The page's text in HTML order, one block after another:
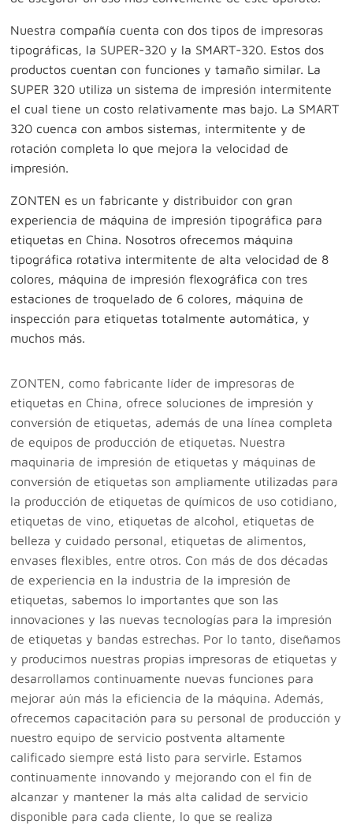
Nuestra compañía cuenta con dos tipos de impresoras
tipográficas, la SUPER-320 y la SMART-320. Estos dos
productos cuentan con funciones y tamaño similar. La
SUPER 320 utiliza un sistema de impresión intermitente
el cual tiene un costo relativamente mas bajo. La SMART
320 cuenca con ambos sistemas, intermitente y de
rotación completa lo que mejora la velocidad de
impresión.
ZONTEN es un fabricante y distribuidor con gran
experiencia de máquina de impresión tipográfica para
etiquetas en China. Nosotros ofrecemos máquina
tipográfica rotativa intermitente de alta velocidad de 8
colores, máquina de impresión flexográfica con tres
estaciones de troquelado de 6 colores, máquina de
inspección para etiquetas totalmente automática, y
muchos más.
ZONTEN, como fabricante líder de impresoras de
etiquetas en China, ofrece soluciones de impresión y
conversión de etiquetas, además de una línea completa
de equipos de producción de etiquetas. Nuestra
maquinaria de impresión de etiquetas y máquinas de
conversión de etiquetas son ampliamente utilizadas para
la producción de etiquetas de químicos de uso cotidiano,
etiquetas de vino, etiquetas de alcohol, etiquetas de
belleza y cuidado personal, etiquetas de alimentos,
envases flexibles, entre otros. Con más de dos décadas
de experiencia en la industria de la impresión de
etiquetas, sabemos lo importantes que son las
innovaciones y las nuevas tecnologías para la impresión
de etiquetas y bandas estrechas. Por lo tanto, diseñamos
y producimos nuestras propias impresoras de etiquetas y
desarrollamos continuamente nuevas funciones para
mejorar aún más la eficiencia de la máquina. Además,
ofrecemos capacitación para su personal de producción y
nuestro equipo de servicio postventa altamente
calificado siempre está listo para servirle. Estamos
continuamente innovando y mejorando con el fin de
alcanzar y mantener la más alta calidad de servicio
disponible para cada cliente, lo que se realiza